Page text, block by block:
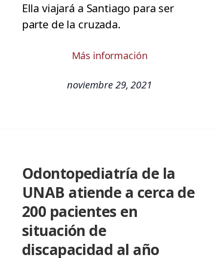
Ella viajará a Santiago para ser
parte de la cruzada.
Más información
noviembre 29, 2021
Odontopediatría de la
UNAB atiende a cerca de
200 pacientes en
situación de
discapacidad al año